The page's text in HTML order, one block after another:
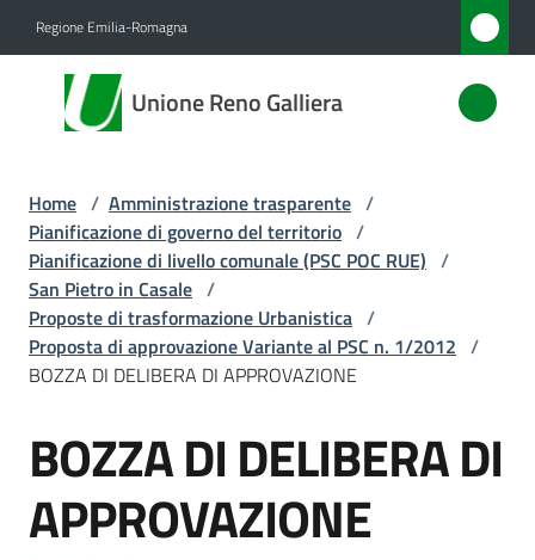
Regione Emilia-Romagna
Unione Reno Galliera
Unione
Reno
Amministrazione
Menu selezionato
Novità
Servizi
Vivere
l'Unione
Home / Amministrazione trasparente /
Pianificazione di governo del territorio /
Pianificazione di livello comunale (PSC POC RUE) /
San Pietro in Casale /
Proposte di trasformazione Urbanistica /
Proposta di approvazione Variante al PSC n. 1/2012 /
BOZZA DI DELIBERA DI APPROVAZIONE
BOZZA DI DELIBERA DI
APPROVAZIONE